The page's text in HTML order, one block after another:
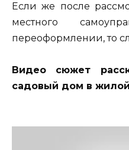
Если же после
местного
переоформлении, то
Видео сюжет
садовый дом в жилой